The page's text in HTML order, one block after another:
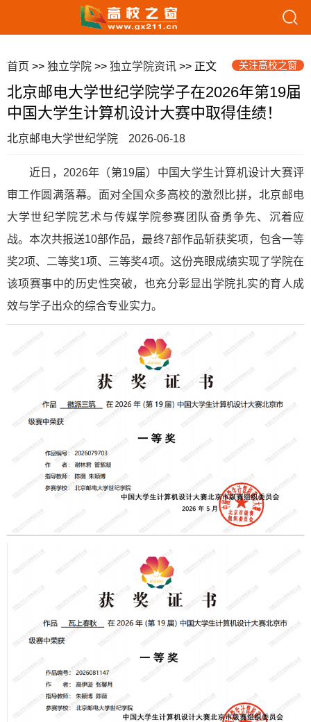
首页 >> 独立学院 >> 独立学院资讯 >> 正文 关注高校之窗
北京邮电大学世纪学院学子在2026年第19届
中国大学生计算机设计大赛中取得佳绩！
北京邮电大学世纪学院 2026-06-18
近日，2026年（第19届）中国大学生计算机设计大赛评
审工作圆满落幕。面对全国众多高校的激烈比拼，北京邮电
大学世纪学院艺术与传媒学院参赛团队奋勇争先、沉着应
战。本次共报送10部作品，最终7部作品斩获奖项，包含一等
奖2项、二等奖1项、三等奖4项。这份亮眼成绩实现了学院在
该项赛事中的历史性突破，也充分彰显出学院扎实的育人成
效与学子出众的综合专业实力。